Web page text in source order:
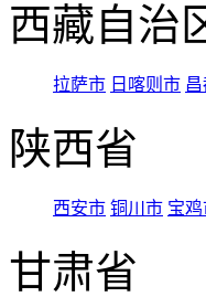
西藏自治
拉萨市 日喀则市
陕西省
西安市 铜川市 宝
甘肃省